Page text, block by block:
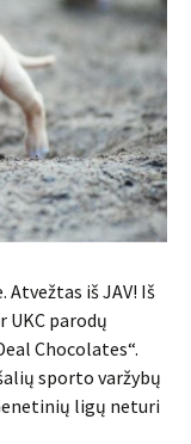
iš JAV! Iš
parodų
Chocolates“.
sporto varžybų
ligų neturi